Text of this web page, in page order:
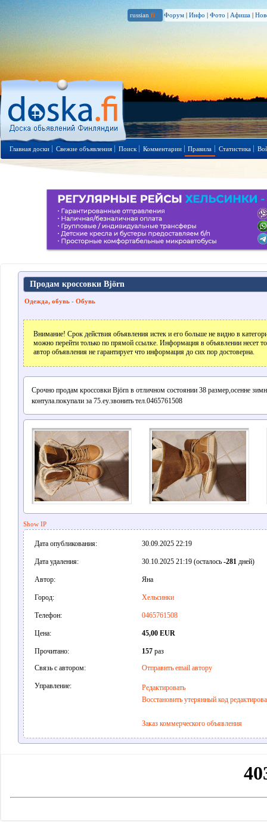
russian .fi Форум | Инфо | Фото | Афиша |
Главная доски Свежие объявления Поиск Комментарии Правила Статистика
Продам кроссовки Björn
Одежда, oбувь - Обувь
Внимание! Срок действия объявления истек и его больше не видно в
можно перейти только по прямой ссылке. Информация в объявлении несет
автор объявления не гарантирует что информация до сих пор достоверна.
Срочно продам кроссовки Björn в отличном состоянии 38 размер,осенне
контула.покупали за 75.еу.звонить тел.0465761508
Show IP
Дата опубликования: 30.09.2025 22:19
Дата удаления: 30.10.2025 21:19 (осталось -281дней)
Автор: Яна
Город: Хельсинки
Телефон: 0465761508
Цена: 45,00 EUR
Прочитано: 157раз
Связь с автором:
Отправить email автору
Управление:
Редактировать
Восстановить утерянный код
Заказ коммерческого объявления